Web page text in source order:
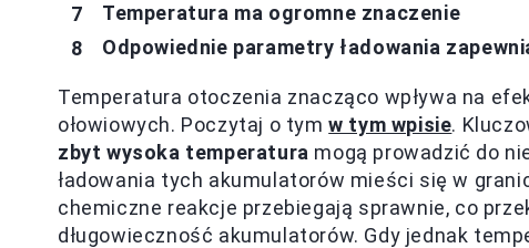
Temperatura ma ogromne znaczenie
Odpowiednie parametry ładowania
Temperatura otoczenia znacząco wpływa na
ołowiowych. Poczytaj o tymw tym wpisie.
zbyt wysoka temperatura mogą prowadzić do
ładowania tych akumulatorów mieści się w
chemiczne reakcje przebiegają sprawnie, co
długowieczność akumulatorów. Gdy jednak